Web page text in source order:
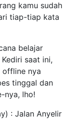
kamu sudah
tiap-tiap kata
belajar
saat ini,
offline nya
tinggal dan
nya, lho!
: Jalan Anyelir